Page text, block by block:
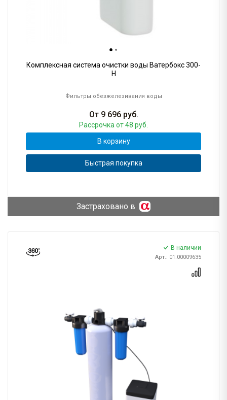
Комплексная система очистки воды Ватербокс 300-
H
Фильтры обезжелезивания воды
От 9 696руб.
Рассрочка от 48 руб.
В корзину
Быстрая покупка
Застраховано в
В наличии
Арт.: 01.00009635